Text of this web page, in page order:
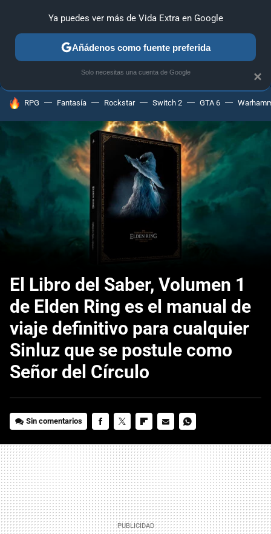
ANÁLISIS GUÍAS Y TRUCOS PC SONY NINTENDO
HOY SE HABLA DE
RPG Fantasía Rockstar Switch 2 GTA 6
El Libro del Saber, Volumen 1
de Elden Ring es el manual de
viaje definitivo para cualquier
Sinluz que se postule como
Señor del Círculo
Sin comentarios
MAIL
×
Ya puedes ver más de Vida Extra en Google
Añádenos como fuente preferida
Solo necesitas una cuenta de Google